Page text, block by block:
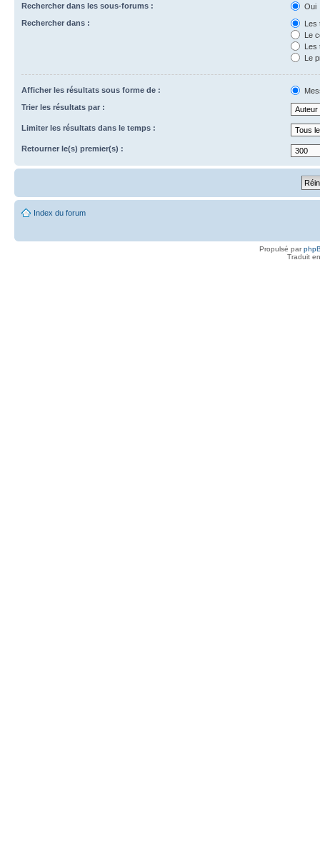
Rechercher dans les sous-forums :
Oui
Rechercher dans :
Les
Le
Les
Le
Afficher les résultats sous forme de :
Trier les résultats par :
Limiter les résultats dans le temps :
Retourner le(s) premier(s) :
Index du forum
Propulsé par
Traduit